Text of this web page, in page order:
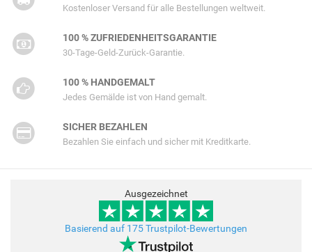
Kostenloser Versand für alle Bestellungen weltweit.
100 % ZUFRIEDENHEITSGARANTIE
30-Tage-Geld-Zurück-Garantie.
100 % HANDGEMALT
Jedes Gemälde ist von Hand gemalt.
SICHER BEZAHLEN
Bezahlen Sie einfach und sicher mit Kreditkarte.
Ausgezeichnet
Basierend auf 175 Trustpilot-Bewertungen